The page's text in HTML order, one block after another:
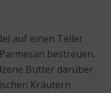
auf einen Teller
bestreuen.
Butter darüber
Kräutern